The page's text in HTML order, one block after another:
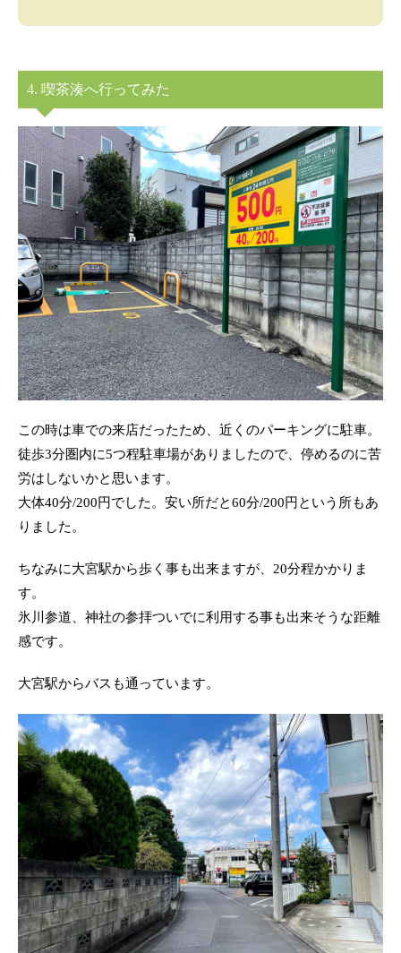
4. 喫茶湊へ行ってみた
この時は車での来店だったため、近くのパーキングに駐車。
徒歩3分圏内に5つ程駐車場がありましたので、停めるのに苦
労はしないかと思います。
大体40分/200円でした。安い所だと60分/200円という所もあ
りました。
ちなみに大宮駅から歩く事も出来ますが、20分程かかりま
す。
氷川参道、神社の参拝ついでに利用する事も出来そうな距離
感です。
大宮駅からバスも通っています。